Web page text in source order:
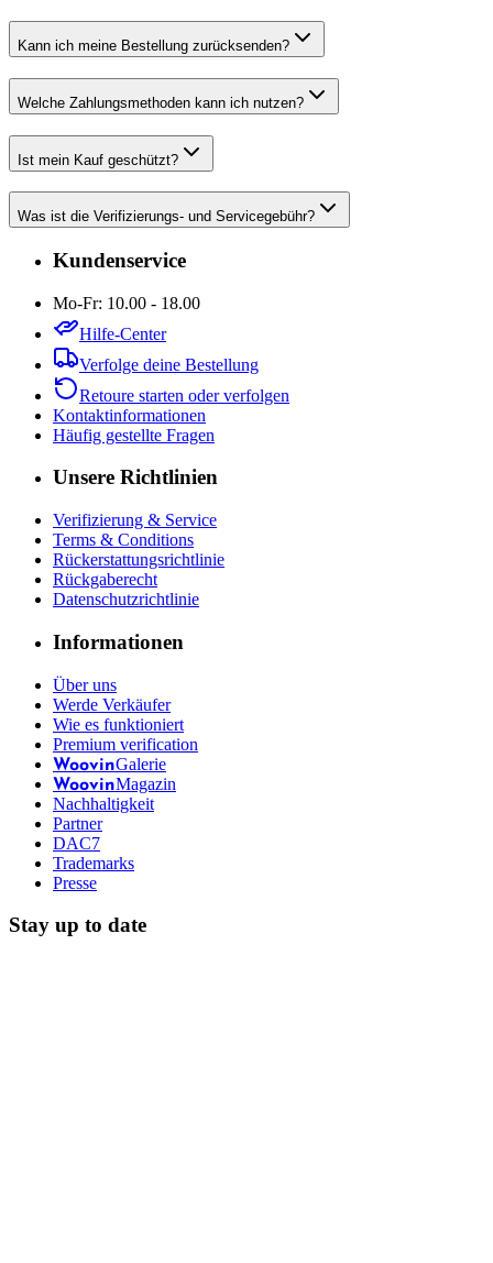
Kann ich meine Bestellung zurücksenden?
Welche Zahlungsmethoden kann ich nutzen?
Ist mein Kauf geschützt?
Was ist die Verifizierungs- und Servicegebühr?
Kundenservice
Mo-Fr: 10.00 - 18.00
Hilfe-Center
Verfolge deine Bestellung
Retoure starten oder verfolgen
Kontaktinformationen
Häufig gestellte Fragen
Unsere Richtlinien
Verifizierung & Service
Terms & Conditions
Rückerstattungsrichtlinie
Rückgaberecht
Datenschutzrichtlinie
Informationen
Über uns
Werde Verkäufer
Wie es funktioniert
Premium verification
WoovinGalerie
WoovinMagazin
Nachhaltigkeit
Partner
DAC7
Trademarks
Presse
Stay up to date